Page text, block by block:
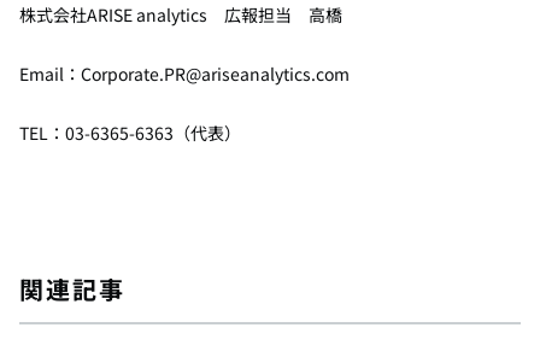
株式会社ARISE analytics 広報担当 高橋
Email： Corporate.PR@ariseanalytics.com
TEL： 03-6365-6363 （代表）
関連記事